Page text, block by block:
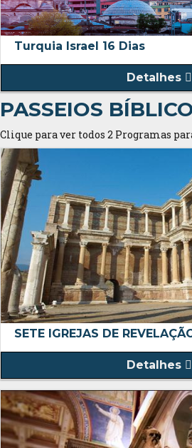
Turquia Israel 16 Dias
Detalhes
PASSEIOS
Clique para ver todos 2 Programas
SETE IGREJAS DE
Detalhes